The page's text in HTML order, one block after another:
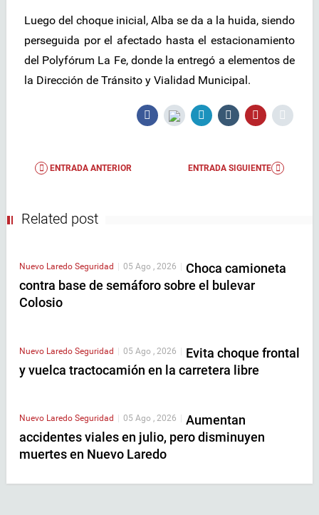
Luego del choque inicial, Alba se da a la huida, siendo
perseguida por el afectado hasta el estacionamiento
del Polyfórum La Fe, donde la entregó a elementos de
la Dirección de Tránsito y Vialidad Municipal.
ENTRADA ANTERIOR ENTRADA SIGUIENTE
Related post
Nuevo Laredo Seguridad 05 Ago , 2026
Choca camioneta
contra base de semáforo sobre el bulevar
Colosio
Nuevo Laredo Seguridad | 05 Ago , 2026 | Evita choque frontal
y vuelca tractocamión en la carretera libre
Nuevo Laredo Seguridad 05 Ago , 2026
Aumentan
accidentes viales en julio, pero disminuyen
muertes en Nuevo Laredo